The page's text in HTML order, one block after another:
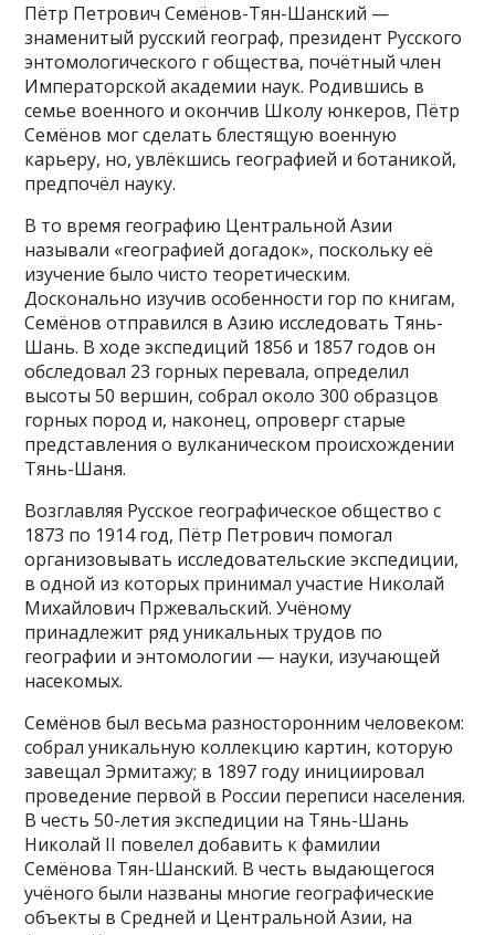
Пётр Петрович Семёнов-Тян-Шанский —
знаменитый русский географ, президент Русского
энтомологического г общества, почётный член
Императорской академии наук. Родившись в
семье военного и окончив Школу юнкеров, Пётр
Семёнов мог сделать блестящую военную
карьеру, но, увлёкшись географией и ботаникой,
предпочёл науку.
В то время географию Центральной Азии
называли «географией догадок», поскольку её
изучение было чисто теоретическим.
Досконально изучив особенности гор по книгам,
Семёнов отправился в Азию исследовать Тянь-
Шань. В ходе экспедиций 1856 и 1857 годов он
обследовал 23 горных перевала, определил
высоты 50 вершин, собрал около 300 образцов
горных пород и, наконец, опроверг старые
представления о вулканическом происхождении
Тянь-Шаня.
Возглавляя Русское географическое общество с
1873 по 1914 год, Пётр Петрович помогал
организовывать исследовательские экспедиции,
в одной из которых принимал участие Николай
Михайлович Пржевальский. Учёному
принадлежит ряд уникальных трудов по
географии и энтомологии — науки, изучающей
насекомых.
Семёнов был весьма разносторонним человеком:
собрал уникальную коллекцию картин, которую
завещал Эрмитажу; в 1897 году инициировал
проведение первой в России переписи населения.
В честь 50-летия экспедиции на Тянь-Шань
Николай II повелел добавить к фамилии
Семёнова Тян-Шанский. В честь выдающегося
учёного были названы многие географические
объекты в Средней и Центральной Азии, на